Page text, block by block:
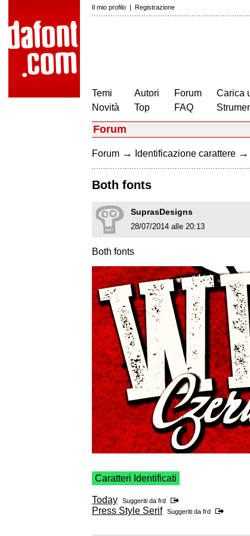
Il mio profilo | Registrazione
Temi
Novità
Autori
Top
Forum
FAQ
Carica
Forum
Forum → Identificazione carattere →
Both fonts
SuprasDesigns
28/07/2014 alle 20:13
Both fonts
Caratteri Identificati
Today Suggeriti da frd
Press Style Serif Suggeriti da frd